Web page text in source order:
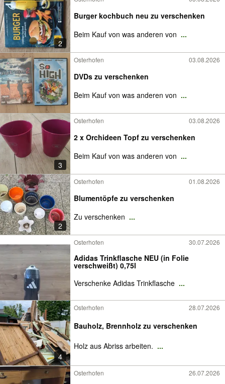
2
Burger kochbuch neu zu verschenken
Beim Kauf von was anderen von ...
Osterhofen 03.08.2026
DVDs zu verschenken
Beim Kauf von was anderen von ...
3
Osterhofen 03.08.2026
2 x Orchideen Topf zu verschenken
Beim Kauf von was anderen von ...
2
Osterhofen 01.08.2026
Blumentöpfe zu verschenken
Zu verschenken ...
Osterhofen 30.07.2026
Adidas Trinkflasche NEU (in Folie
verschweißt) 0,75l
Verschenke Adidas Trinkflasche ...
4
Osterhofen 28.07.2026
Bauholz, Brennholz zu verschenken
Holz aus Abriss arbeiten. ...
Osterhofen 26.07.2026